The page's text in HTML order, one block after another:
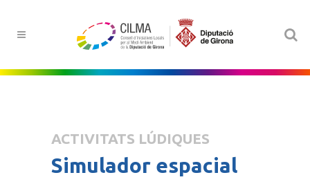
ACTIVITATS LÚDIQUES
Simulador espacial